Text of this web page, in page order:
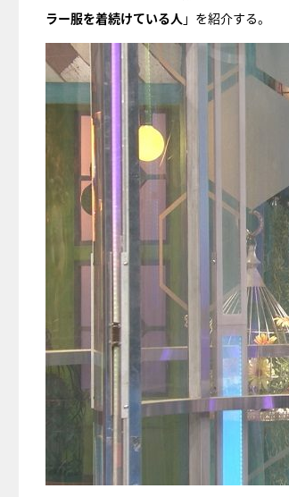
ラー服を着続けている人 」を紹介する。